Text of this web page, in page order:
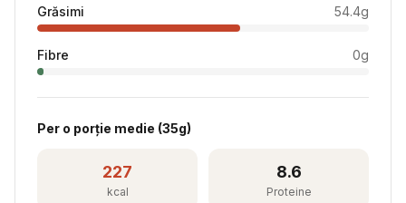
Grăsimi 54.4g
Fibre 0g
Per o porție medie (35g)
227
kcal
8.6
Proteine